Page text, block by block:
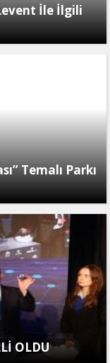
İle İlgili
Temalı Parkı
OLDU